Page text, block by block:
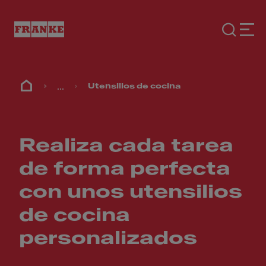
... Utensilios de cocina
Realiza cada tarea
de forma perfecta
con unos utensilios
de cocina
personalizados